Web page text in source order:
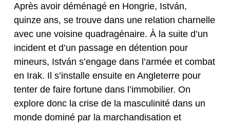
Après avoir déménagé en Hongrie, István,
quinze ans, se trouve dans une relation charnelle
avec une voisine quadragénaire. À la suite d’un
incident et d’un passage en détention pour
mineurs, István s’engage dans l’armée et combat
en Irak. Il s’installe ensuite en Angleterre pour
tenter de faire fortune dans l’immobilier. On
explore donc la crise de la masculinité dans un
monde dominé par la marchandisation et